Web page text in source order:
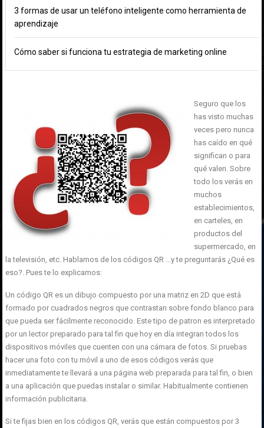
3 formas de usar un teléfono inteligente como herramienta de
aprendizaje
Cómo saber si funciona tu estrategia de marketing online
Seguro que los
has visto muchas
veces pero nunca
has caído en qué
significan o para
qué valen. Sobre
todo los verás en
muchos
establecimientos,
en carteles, en
productos del
supermercado, en
la televisión, etc. Hablamos de los códigos QR …y te preguntarás ¿Qué es
eso?. Pues te lo explicamos:
Un código QR es un dibujo compuesto por una matriz en 2D que está
formado por cuadrados negros que contrastan sobre fondo blanco para
que pueda ser fácilmente reconocido. Este tipo de patron es interpretado
por un lector preparado para tal fin que hoy en día integran todos los
dispositivos móviles que cuenten con una cámara de fotos. Si pruebas
hacer una foto con tu móvil a uno de esos códigos verás que
inmediatamente te llevará a una página web preparada para tal fin, o bien
a una aplicación que puedas instalar o similar. Habitualmente contienen
información publicitaria.
Si te fijas bien en los códigos QR, verás que están compuestos por 3